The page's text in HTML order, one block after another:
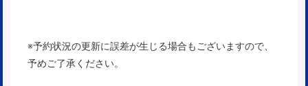
※予約状況の更新に誤差が生じる場合もございますので、
予めご了承ください。